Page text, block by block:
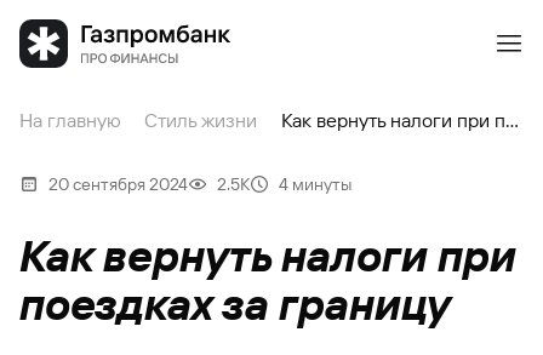
На главную Стиль жизни Как вернуть налоги при поездках за границу
20 сентября 2024 2.5К 4 минуты
Как вернуть налоги при
поездках за границу